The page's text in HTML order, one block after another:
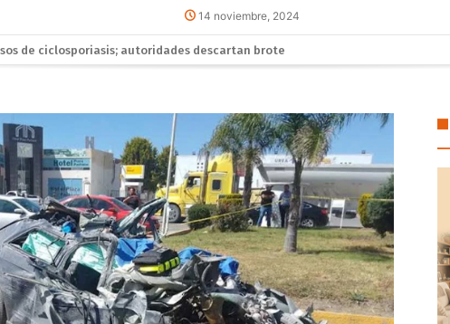
14 noviembre, 2024
relaciones diplomáticas tras cuatro años de tensión
fondo multimillonario para la protección de la fauna
Ángel Aguirre en el caso de la desaparición de los 43 estudiantes de